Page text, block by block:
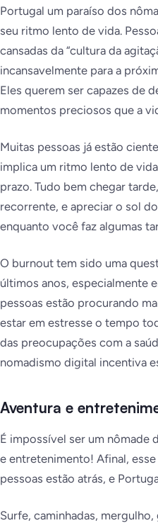
Portugal um paraíso dos
seu ritmo lento de vida.
cansadas da “cultura da
incansavelmente para a
Eles querem ser capazes de
momentos preciosos que a
Muitas pessoas já estão
implica um ritmo lento de
prazo. Tudo bem chegar
recorrente, e apreciar o sol
enquanto você faz algumas
O burnout tem sido uma
últimos anos, especialmente
pessoas estão procurando
estar em estresse o tempo
das preocupações com a
nomadismo digital incentiva
Aventura e
É impossível ser um nômade
e entretenimento! Afinal,
pessoas estão atrás, e
Surfe, caminhadas,